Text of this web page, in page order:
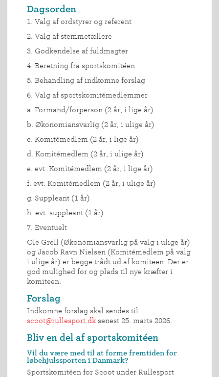
Dagsorden
1. Valg af ordstyrer og referent
2. Valg af stemmetællere
3. Godkendelse af fuldmagter
4. Beretning fra sportskomitéen
5. Behandling af indkomne forslag
6. Valg af sportskomitémedlemmer
a. Formand/forperson (2 år, i lige år)
b. Økonomiansvarlig (2 år, i ulige år)
c. Komitémedlem (2 år, i lige år)
d. Komitémedlem (2 år, i ulige år)
e. evt. Komitémedlem (2 år, i lige år)
f. evt. Komitémedlem (2 år, i ulige år)
g. Suppleant (1 år)
h. evt. suppleant (1 år)
7. Eventuelt
Ole Grell (Økonomiansvarlig på valg i ulige år)
og Jacob Ravn Nielsen (Komitémedlem på valg
i ulige år) er begge trådt ud af komiteen. Der er
god mulighed for og plads til nye kræfter i
komiteen.
Forslag
Indkomne forslag skal sendes til
scoot@rullesport.dk senest 25. marts 2026.
Bliv en del af sportskomitéen
Vil du være med til at forme fremtiden for
løbehjulssporten i Danmark?
Sportskomitéen for Scoot under Rullesport